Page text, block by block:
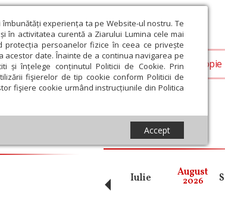
experiența ta pe Website-ul nostru. Te
în activitatea curentă a Ziarului Lumina cele mai
protecția persoanelor fizice în ceea ce privește
date. Înainte de a continua navigarea pe
și înțelege conținutul Politicii de Cookie. Prin
fişierelor de tip cookie conform Politicii de
fişiere cookie urmând instrucțiunile din Politica
Accept
Cultură Societate Opinii Filantropie
Calendar ortodox
Iulie August
2026
‹